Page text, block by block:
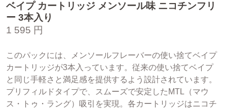
ベイプ カートリッジ メンソール味 ニコチンフリ
ー 3本入り
1 595 円
このパックには、メンソールフレーバーの使い捨てベイプ
カートリッジが3本入っています。従来の使い捨てベイプ
と同じ手軽さと満足感を提供するよう設計されています。
プリフィルドタイプで、スムーズで安定したMTL（マウ
ス・トゥ・ラング）吸引を実現。各カートリッジはニコチ